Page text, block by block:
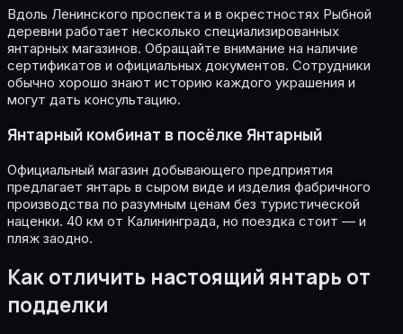
Вдоль Ленинского проспекта и в окрестностях Рыбной
деревни работает несколько специализированных
янтарных магазинов. Обращайте внимание на наличие
сертификатов и официальных документов. Сотрудники
обычно хорошо знают историю каждого украшения и
могут дать консультацию.
Янтарный комбинат в посёлке Янтарный
Официальный магазин добывающего предприятия
предлагает янтарь в сыром виде и изделия фабричного
производства по разумным ценам без туристической
наценки. 40 км от Калининграда, но поездка стоит — и
пляж заодно.
Как отличить настоящий янтарь от
подделки